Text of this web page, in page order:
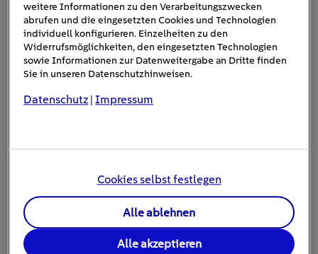
Systems ist es, dass Wärmepumpe und Solarthermie über
eine gemeinsame Regelung „kommunizieren“. Übrigens:
Man kann solche Hybrid-Wärmepumpen auch mit
anderen Wärmeerzeugern – etwa mit Gas- oder
Pelletheizungen – realisieren.
KLIMASCHONEND - SPARSAM!
weitere Informationen zu den Verarbeitungszwecken
abrufen und die eingesetzten Cookies und Technologien
individuell konfigurieren. Einzelheiten zu den
Widerrufsmöglichkeiten, den eingesetzten Technologien
sowie Informationen zur Datenweitergabe an Dritte finden
Sie in unseren Datenschutzhinweisen.
Datenschutz |Impressum
Cookies selbst festlegen
Alle ablehnen
Alle akzeptieren